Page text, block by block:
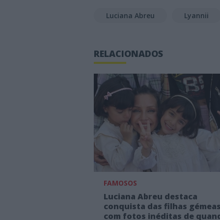
Luciana Abreu Lyannii
RELACIONADOS
FAMOSOS
Luciana Abreu destaca
conquista das filhas
com fotos inéditas de